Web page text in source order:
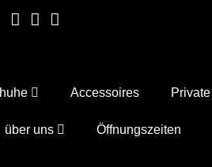
Accessoires
über uns Öffnungszeiten